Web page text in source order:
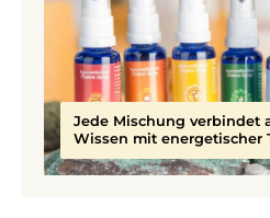
Jede Mischung verbindet
Wissen mit energetischer